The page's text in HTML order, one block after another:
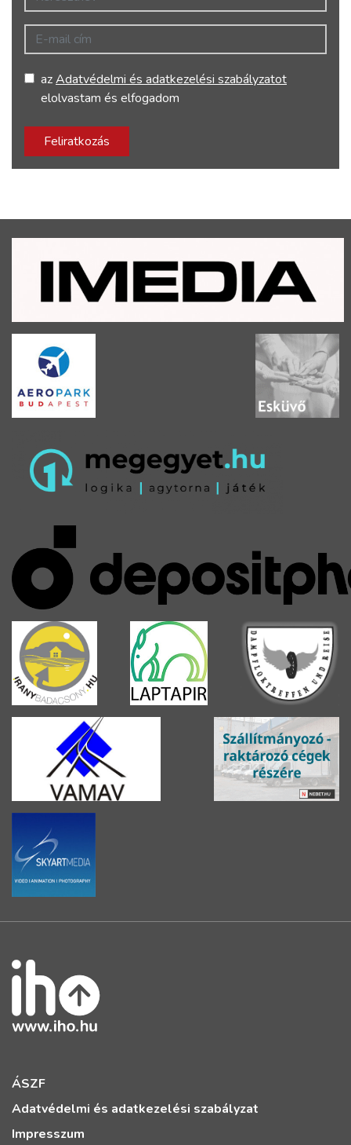
E-mail cím
azAdatvédelmi és adatkezelési szabályzatot
elolvastam és elfogadom
Feliratkozás
ÁSZF
Adatvédelmi és adatkezelési szabályzat
Impresszum